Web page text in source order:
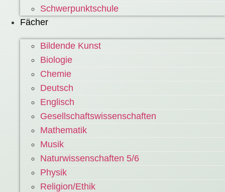
Schwerpunktschule
Fächer
Bildende Kunst
Biologie
Chemie
Deutsch
Englisch
Gesellschaftswissenschaften
Mathematik
Musik
Naturwissenschaften 5/6
Physik
Religion/Ethik